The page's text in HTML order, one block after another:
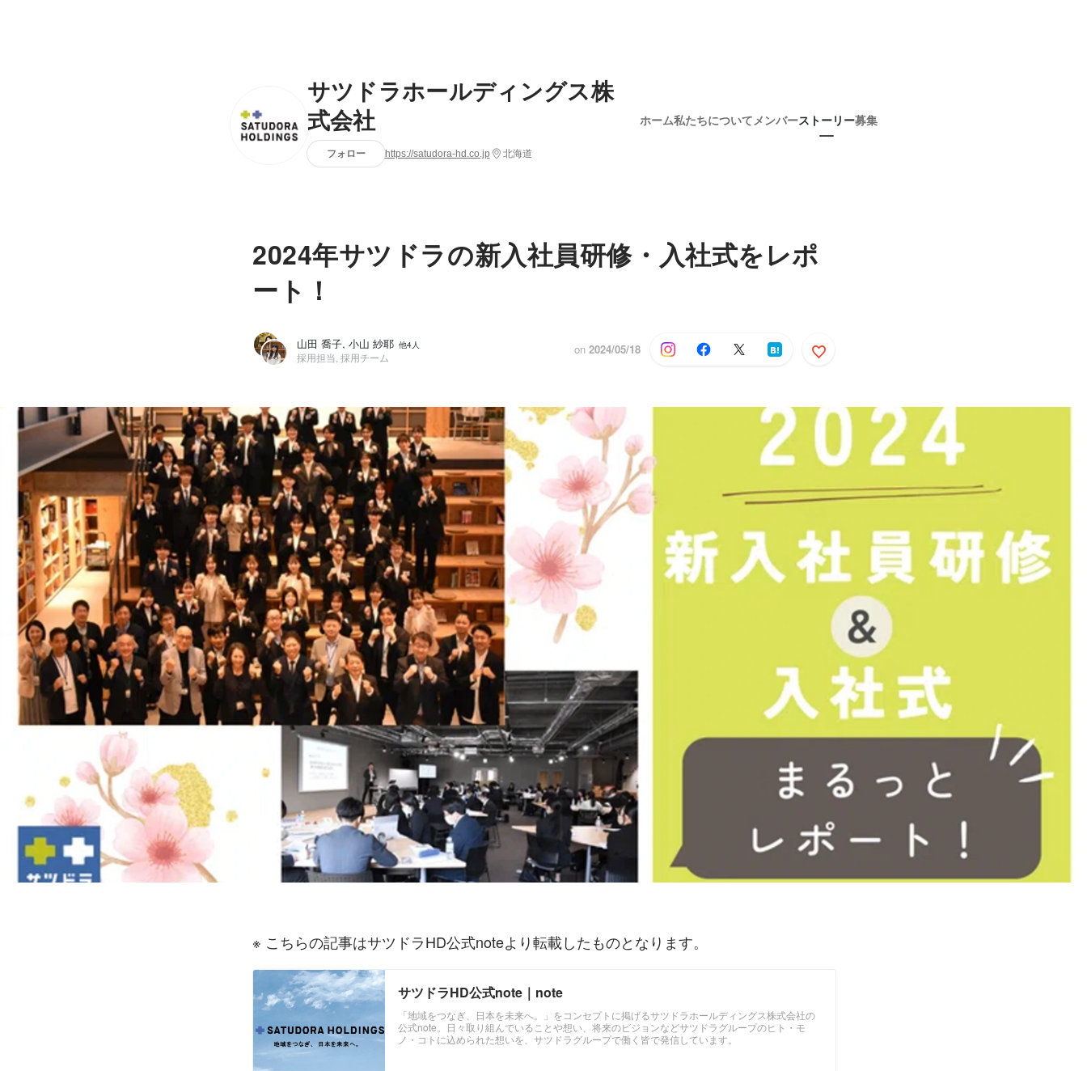
サツドラホールディングス株
式会社
フォロー https://satudora-hd.co.jp 北海道
ホーム私たちについて メンバーストーリー募集
2024年サツドラの新入社員研修・入社式をレポ
ート！
山田 喬子, 小山 紗耶 他4人
採用担当, 採用チーム
on 2024/05/18
※ こちらの記事はサツドラHD公式noteより転載したものとなります。
サツドラHD公式note｜note
「地域をつなぎ、日本を未来へ。」をコンセプトに掲げるサツドラホールディングス株式会社の
公式note。日々取り組んでいることや想い、将来のビジョンなどサツドラグループのヒト・モ
ノ・コトに込められた想いを、サツドラグループで働く皆で発信しています。
山田 喬子
サツドラホールディングス株式会社 / 採用担当